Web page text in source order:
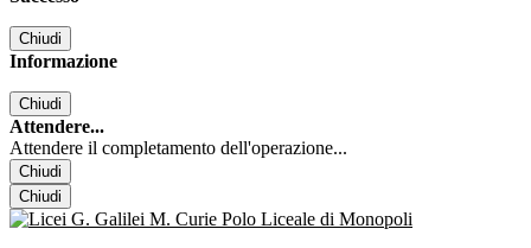
Chiudi
Informazione
Chiudi
Attendere...
Attendere il completamento dell'operazione...
Chiudi
Chiudi